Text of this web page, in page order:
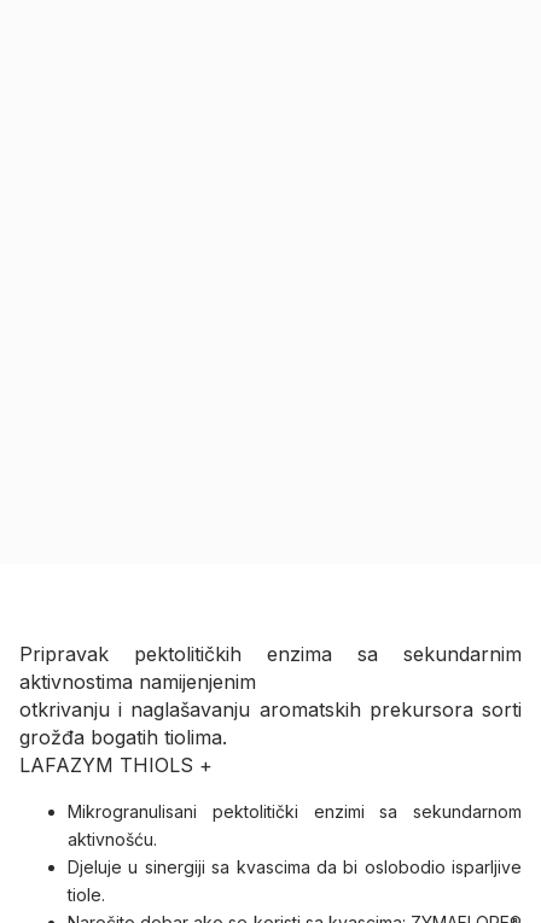
Pripravak pektolitičkih enzima sa sekundarnim
aktivnostima namijenjenim
otkrivanju i naglašavanju aromatskih prekursora sorti
grožđa bogatih tiolima.
LAFAZYM THIOLS +
Mikrogranulisani pektolitički enzimi sa sekundarnom
aktivnošću.
Djeluje u sinergiji sa kvascima da bi oslobodio isparljive
tiole.